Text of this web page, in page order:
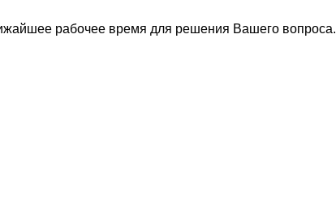
рабочее время для решения Вашего вопроса.